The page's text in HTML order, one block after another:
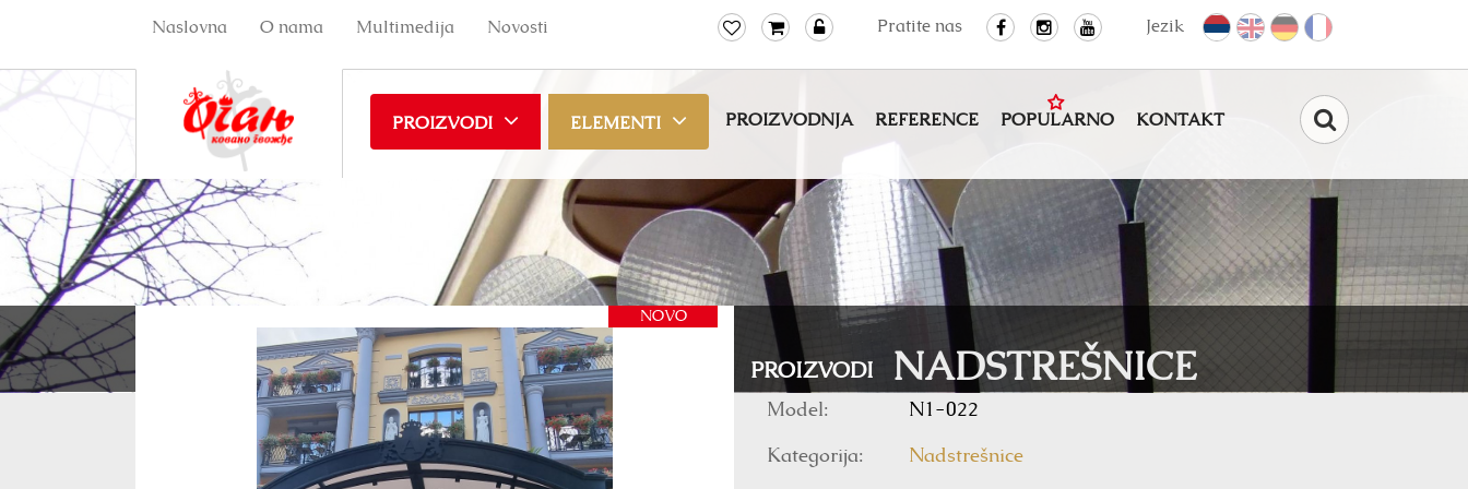
Jezik
Pratite nas
Naslovna O nama Multimedija Novosti
PROIZVODI ELEMENTI PROIZVODNJA REFERENCE POPULARNO KONTAKT
NOVO
PROIZVODI NADSTREŠNICE
Model: N1-022
Kategorija: Nadstrešnice